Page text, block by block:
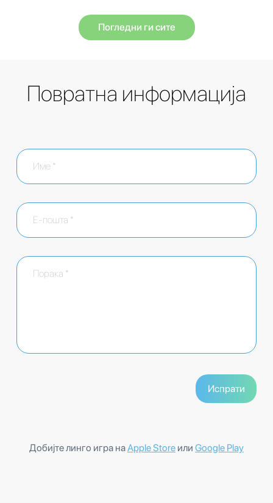
Погледни ги сите
Повратна информација
Добијте линго игра наApple Store или Google Play